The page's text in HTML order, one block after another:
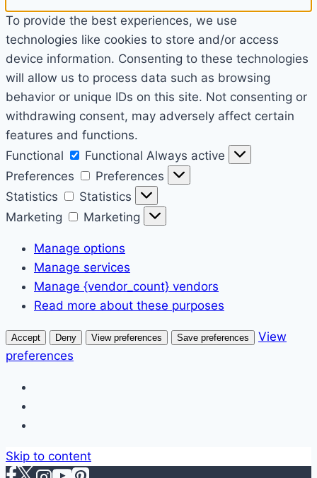
To provide the best experiences, we use
technologies like cookies to store and/or access
device information. Consenting to these technologies
will allow us to process data such as browsing
behavior or unique IDs on this site. Not consenting or
withdrawing consent, may adversely affect certain
features and functions.
Functional
Functional Always active
Preferences
Preferences
Statistics
Statistics
Marketing
Marketing
Manage options
Manage services
Manage {vendor_count} vendors
Read more about these purposes
Accept Deny View preferences Save preferences
View
preferences
Skip to content